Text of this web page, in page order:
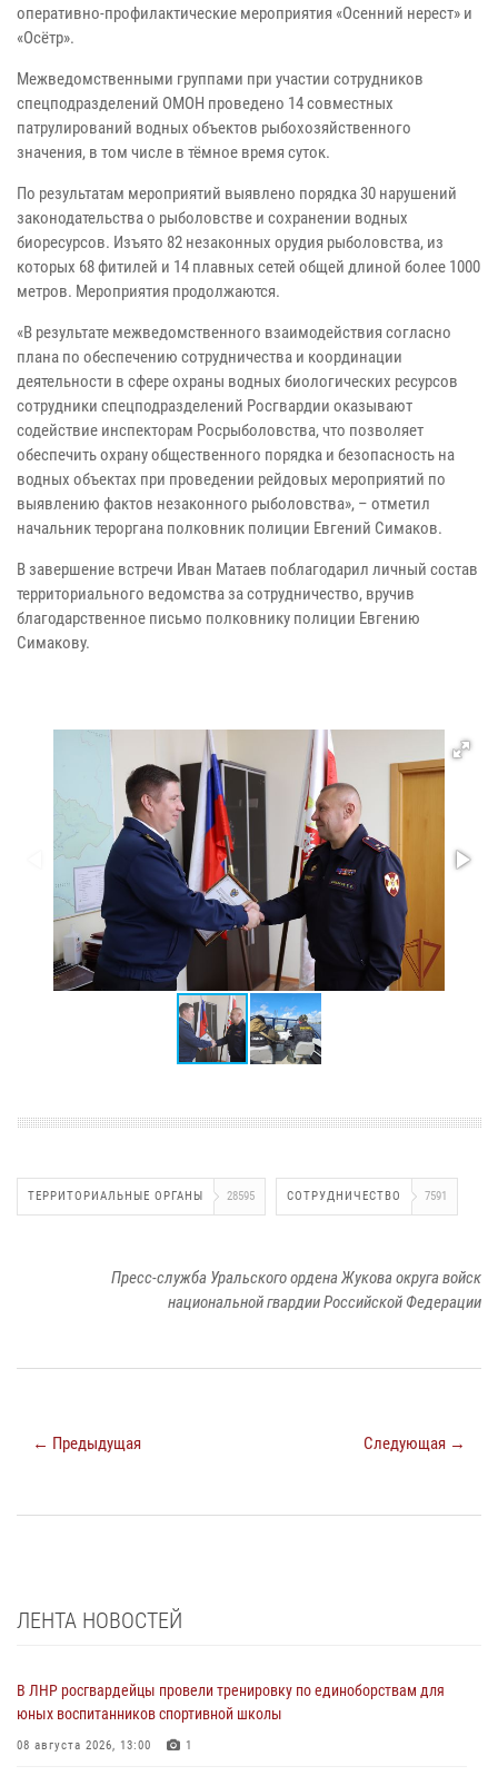
оперативно-профилактические мероприятия «Осенний нерест» и
«Осётр».
Межведомственными группами при участии сотрудников
спецподразделений ОМОН проведено 14 совместных
патрулирований водных объектов рыбохозяйственного
значения, в том числе в тёмное время суток.
По результатам мероприятий выявлено порядка 30 нарушений
законодательства о рыболовстве и сохранении водных
биоресурсов. Изъято 82 незаконных орудия рыболовства, из
которых 68 фитилей и 14 плавных сетей общей длиной более 1000
метров. Мероприятия продолжаются.
«В результате межведомственного взаимодействия согласно
плана по обеспечению сотрудничества и координации
деятельности в сфере охраны водных биологических ресурсов
сотрудники спецподразделений Росгвардии оказывают
содействие инспекторам Росрыболовства, что позволяет
обеспечить охрану общественного порядка и безопасность на
водных объектах при проведении рейдовых мероприятий по
выявлению фактов незаконного рыболовства», – отметил
начальник тероргана полковник полиции Евгений Симаков.
В завершение встречи Иван Матаев поблагодарил личный состав
территориального ведомства за сотрудничество, вручив
благодарственное письмо полковнику полиции Евгению
Симакову.
ТЕРРИТОРИАЛЬНЫЕ ОРГАНЫ 28595 СОТРУДНИЧЕСТВО 7591
Пресс-служба Уральского ордена Жукова округа войск
национальной гвардии Российской Федерации
← Предыдущая Следующая →
ЛЕНТА НОВОСТЕЙ
В ЛНР росгвардейцы провели тренировку по единоборствам для
юных воспитанников спортивной школы
08 августа 2026, 13:00 1